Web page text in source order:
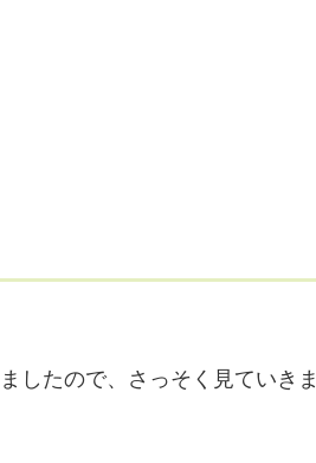
したので、さっそく見ていきま